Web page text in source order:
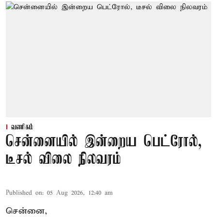
வணிகம்
சென்னையில் இன்றைய பெட்ரோல்,
டீசல் விலை நிலவரம்
Published on: 05 Aug 2026, 12:40 am
சென்னை,